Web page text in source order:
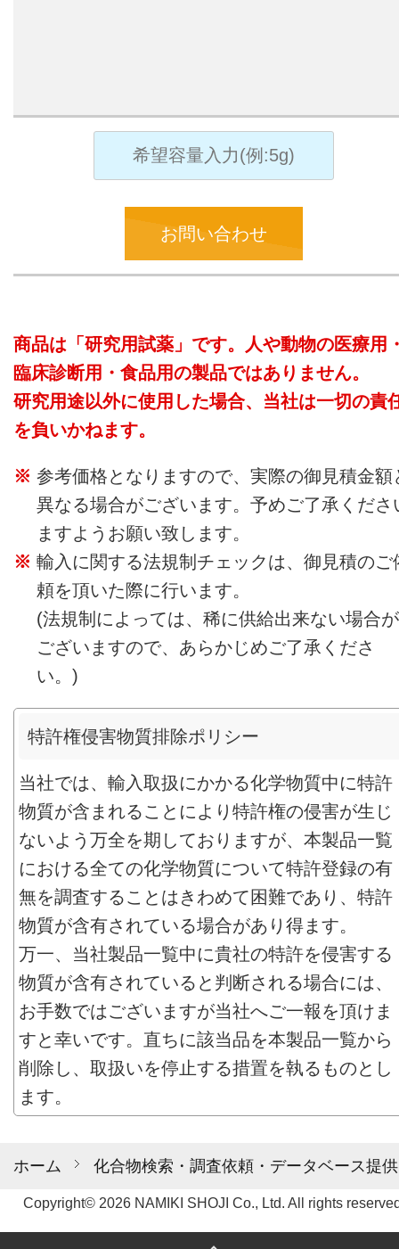
ホーム 化合物検索・調査依頼・データベース提供
お問い合わせ
商品は「研究用試薬」です。人や動物の医療用
臨床診断用・食品用の製品ではありません。
研究用途以外に使用した場合、当社は一切の責
を負いかねます。
参考価格となりますので、実際の御見積金額
異なる場合がございます。予めご了承くださ
ますようお願い致します。
輸入に関する法規制チェックは、御見積のご
頼を頂いた際に行います。
(法規制によっては、稀に供給出来ない場合が
ございますので、あらかじめご了承くださ
い。)
特許権侵害物質排除ポリシー
当社では、輸入取扱にかかる化学物質中に特許
物質が含まれることにより特許権の侵害が生じ
ないよう万全を期しておりますが、本製品一覧
における全ての化学物質について特許登録の有
無を調査することはきわめて困難であり、特許
物質が含有されている場合があり得ます。
万一、当社製品一覧中に貴社の特許を侵害する
物質が含有されていると判断される場合には、
お手数ではございますが当社へご一報を頂けま
すと幸いです。直ちに該当品を本製品一覧から
削除し、取扱いを停止する措置を執るものとし
ます。
Copyright© 2026 NAMIKI SHOJI Co., Ltd. All rights